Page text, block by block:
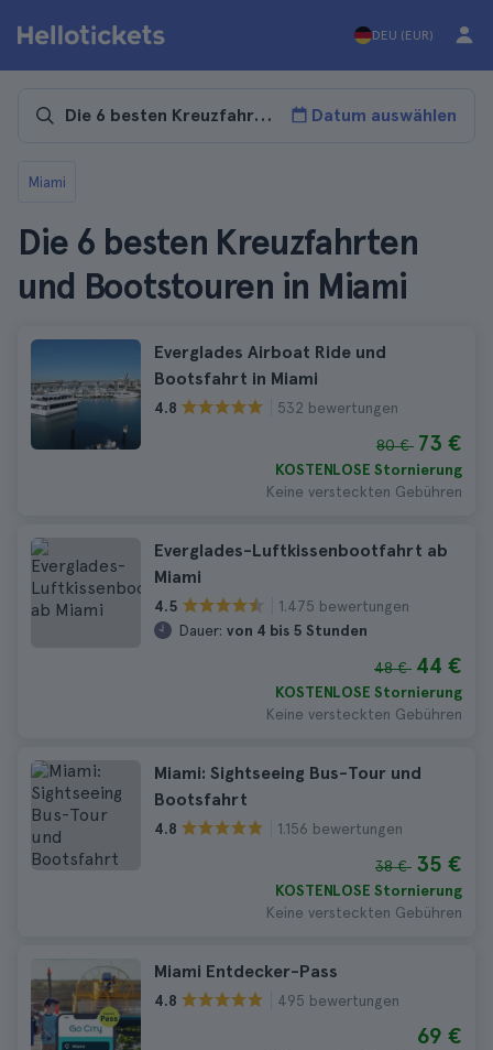
DEU (EUR)
Datum auswählen
Miami
Die 6 besten Kreuzfahrten
und Bootstouren in Miami
Everglades Airboat Ride und
Bootsfahrt in Miami
4.8 532 bewertungen
80 € 73 €
KOSTENLOSE Stornierung
Keine versteckten Gebühren
Everglades-Luftkissenbootfahrt ab
Miami
4.5
1.475 bewertungen
Dauer: von 4 bis 5 Stunden
48 € 44 €
KOSTENLOSE Stornierung
Keine versteckten Gebühren
Miami: Sightseeing Bus-Tour und
Bootsfahrt
4.8 1.156 bewertungen
38 € 35 €
KOSTENLOSE Stornierung
Keine versteckten Gebühren
Miami Entdecker-Pass
4.8 495 bewertungen
69 €